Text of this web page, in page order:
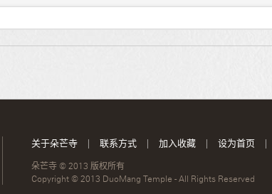
关于朵芒寺 | 联系方式 | 加入收藏 | 设为首页 |
朵芒寺 © 2013 版权所有
Copyright © 2013 DuoMang Temple - All Rights Reserved